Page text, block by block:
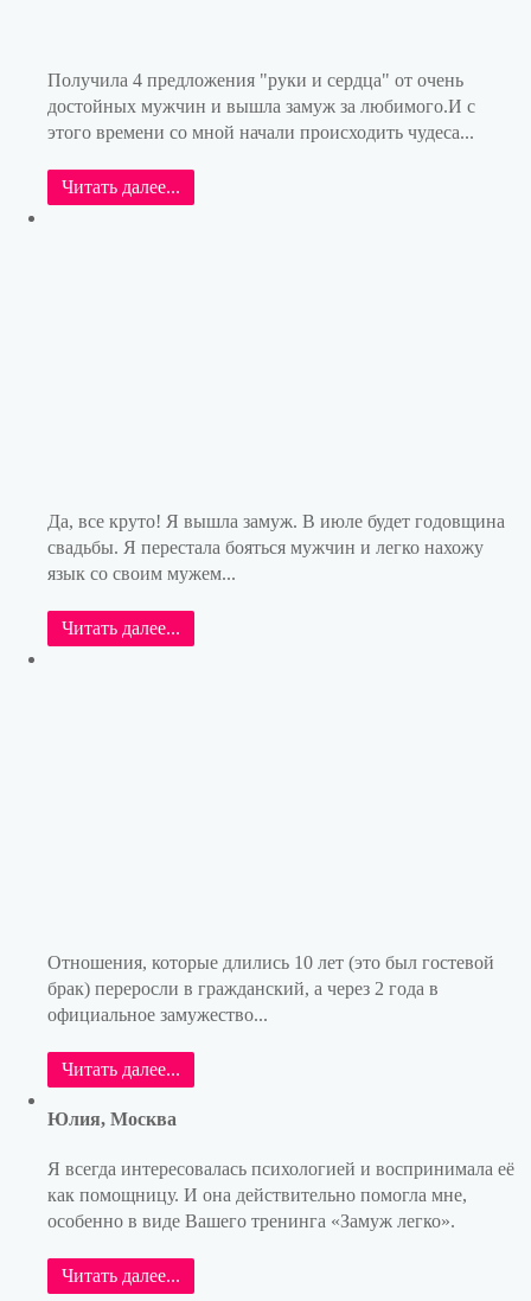
Получила 4 предложения "руки и сердца" от очень
достойных мужчин и вышла замуж за любимого.И с
этого времени со мной начали происходить чудеса...
Читать далее...
Да, все круто! Я вышла замуж. В июле будет годовщина
свадьбы. Я перестала бояться мужчин и легко нахожу
язык со своим мужем...
Читать далее...
Отношения, которые длились 10 лет (это был гостевой
брак) переросли в гражданский, а через 2 года в
официальное замужество...
Читать далее...
Юлия, Москва
Я всегда интересовалась психологией и воспринимала её
как помощницу. И она действительно помогла мне,
особенно в виде Вашего тренинга «Замуж легко».
Читать далее...